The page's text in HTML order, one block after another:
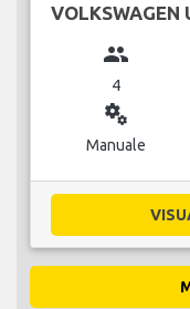
VOLKSWAGEN
group
4
miscellaneous_services
Manuale